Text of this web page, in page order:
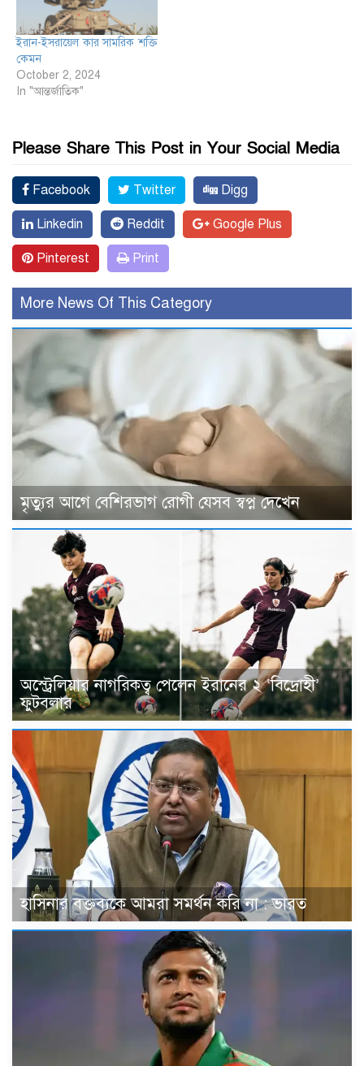
ইরান-ইসরায়েল কার সামরিক শক্তি
কেমন
October 2, 2024
In "আন্তর্জাতিক"
Please Share This Post in Your Social Media
Facebook Twitter Digg
Linkedin Reddit Google Plus
Pinterest Print
More News Of This Category
মৃত্যুর আগে বেশিরভাগ রোগী যেসব স্বপ্ন দেখেন
অস্ট্রেলিয়ার নাগরিকত্ব পেলেন ইরানের ২ ‘বিদ্রোহী’
ফুটবলার
হাসিনার বক্তব্যকে আমরা সমর্থন করি না : ভারত